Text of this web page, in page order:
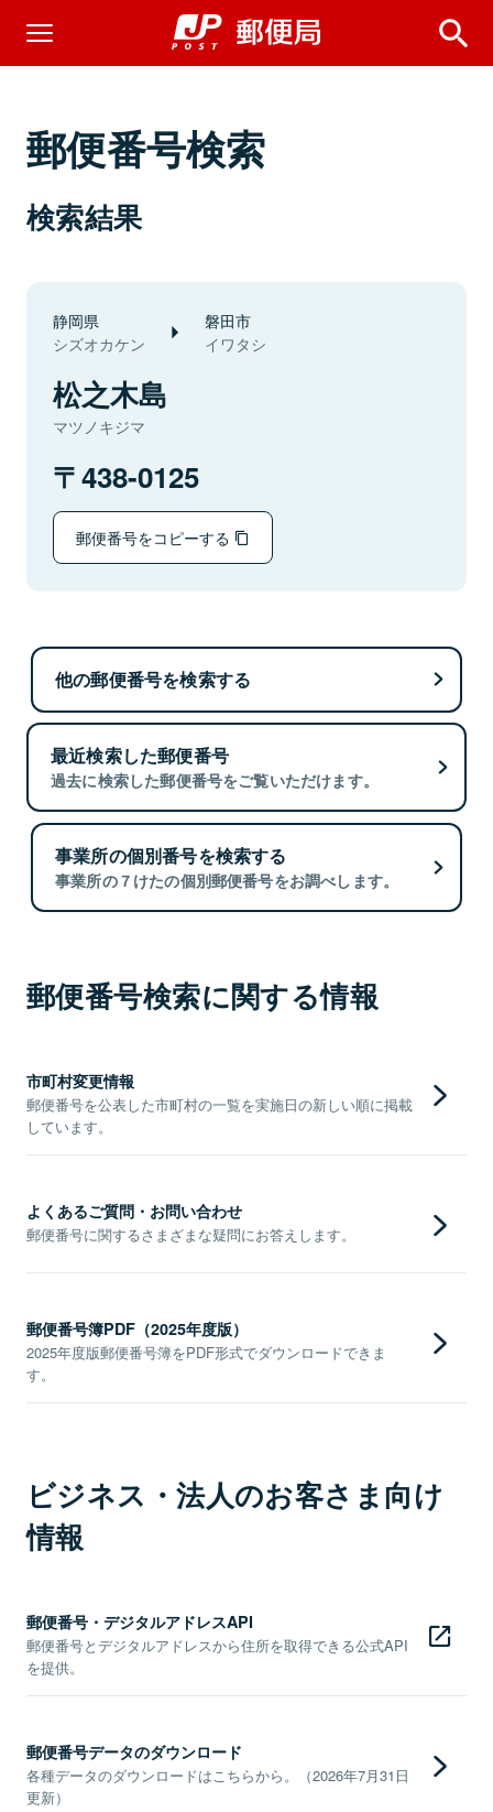
郵便番号検索
検索結果
静岡県
シズオカケン
磐田市
イワタシ
松之木島
マツノキジマ
438-0125
郵便番号をコピーする
他の郵便番号を検索する
最近検索した郵便番号
過去に検索した郵便番号をご覧いただけます。
事業所の個別番号を検索する
事業所の７けたの個別郵便番号をお調べします。
郵便番号検索に関する情報
市町村変更情報
郵便番号を公表した市町村の一覧を実施日の新しい順に掲載
しています。
よくあるご質問・お問い合わせ
郵便番号に関するさまざまな疑問にお答えします。
郵便番号簿PDF（2025年度版）
2025年度版郵便番号簿をPDF形式でダウンロードできま
す。
ビジネス・法人のお客さま向け
情報
郵便番号・デジタルアドレスAPI
郵便番号とデジタルアドレスから住所を取得できる公式API
を提供。
郵便番号データのダウンロード
各種データのダウンロードはこちらから。（2026年7月31日
更新）